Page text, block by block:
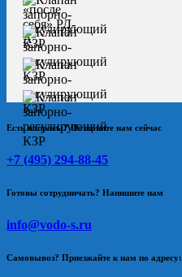
Есть вопросы? Позвоните нам сейчас
+7 (495) 294-88-45
Готовы сотрудничать? Напишите нам
info@vodo-s.ru
Самовывоз? Приезжайте к нам по адресу: